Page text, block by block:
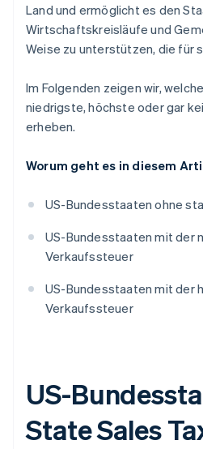
Land und ermöglicht es den
Wirtschaftskreisläufe und
Weise zu unterstützen, die für
Im Folgenden zeigen wir,
niedrigste, höchste oder gar
erheben.
Worum geht es in diesem
US-Bundesstaaten ohne
US-Bundesstaaten mit der
Verkaufssteuer
US-Bundesstaaten mit der
Verkaufssteuer
US-
State Sales